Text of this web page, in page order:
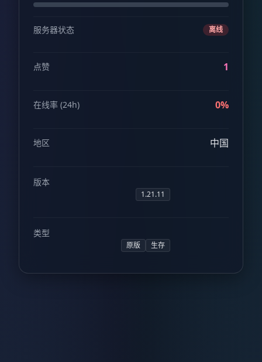
服务器状态 离线
点赞 1
在线率 (24h) 0%
地区 中国
版本
1.21.11
类型
原版 生存